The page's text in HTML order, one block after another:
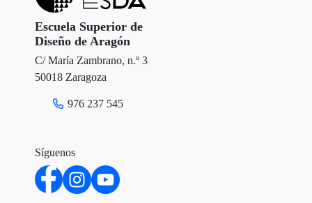
o
k n
Escuela Superior de
Diseño de Aragón
C/ María Zambrano, n.º 3
50018 Zaragoza
976 237 545
Síguenos